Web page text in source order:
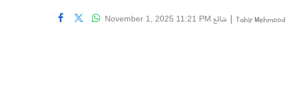
Tahir Mehmood
| شائع November 1, 2025 11:21 PM